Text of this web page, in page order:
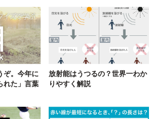
ぞ。今年に
れた」言葉
放射能はうつるの？世界一わか
りやすく解説